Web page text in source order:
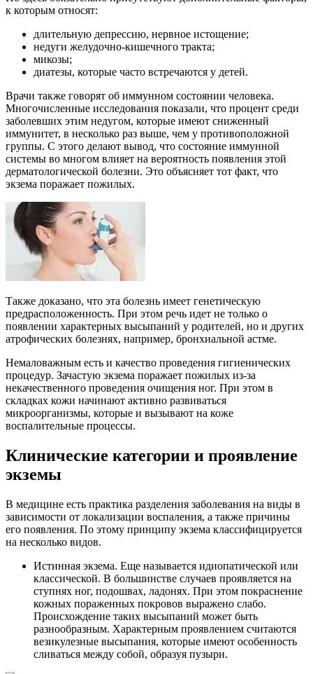
к которым относят:
длительную депрессию, нервное истощение;
недуги желудочно-кишечного тракта;
микозы;
диатезы, которые часто встречаются у детей.
Врачи также говорят об иммунном состоянии человека.
Многочисленные исследования показали, что процент среди
заболевших этим недугом, которые имеют сниженный
иммунитет, в несколько раз выше, чем у противоположной
группы. С этого делают вывод, что состояние иммунной
системы во многом влияет на вероятность появления этой
дерматологической болезни. Это объясняет тот факт, что
экзема поражает пожилых.
Также доказано, что эта болезнь имеет генетическую
предрасположенность. При этом речь идет не только о
появлении характерных высыпаний у родителей, но и других
атрофических болезнях, например, бронхиальной астме.
Немаловажным есть и качество проведения гигиенических
процедур. Зачастую экзема поражает пожилых из-за
некачественного проведения очищения ног. При этом в
складках кожи начинают активно развиваться
микроорганизмы, которые и вызывают на коже
воспалительные процессы.
Клинические категории и проявление
экземы
В медицине есть практика разделения заболевания на виды в
зависимости от локализации воспаления, а также причины
его появления. По этому принципу экзема классифицируется
на несколько видов.
Истинная экзема. Еще называется идиопатической или
классической. В большинстве случаев проявляется на
ступнях ног, подошвах, ладонях. При этом покраснение
кожных пораженных покровов выражено слабо.
Происхождение таких высыпаний может быть
разнообразным. Характерным проявлением считаются
везикулезные высыпания, которые имеют особенность
сливаться между собой, образуя пузыри.